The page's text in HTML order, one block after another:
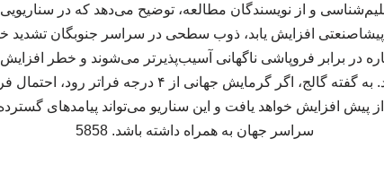
و از نویسندگان مطالعه، توضیح می‌دهد که در
از سطح پیشاصنعتی افزایش یابد، ذوب سطحی در سراسر جنوبگان
در برابر فروپاشی ناگهانی آسیب‌پذیرتر می‌شوند و خطر
قابل‌توجهی بیشتر خواهد شد. به گفته گالج، اگر گرمایش
افزایش خواهد یافت و این سناریو می‌تواند پیامدهای
سراسر جهان به همراه داشته باشد. 5858